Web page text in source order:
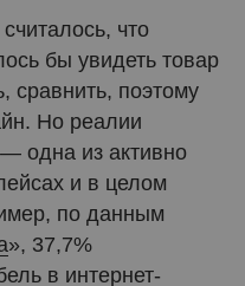
что
бы увидеть товар
сравнить, поэтому
Но реалии
одна из активно
и в целом
по данным
», 37,7%
в интернет-